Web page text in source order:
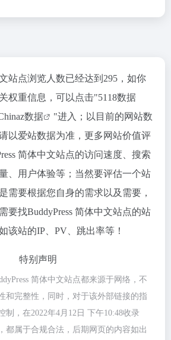
站点浏览人数已经达到295，如你
权重信息，可以点击"5118数据
数据
"进入；以目前的网站数
以爱站数据为准，更多网站价值评
简体中文站点的访问速度、搜索
、用户体验等；当然要评估一个站
需要根据您自身的需求以及需要，
要找BuddyPress 简体中文站点的站
该站的IP、PV、跳出率等！
特别声明
简体中文站点都来源于网络，不
和完整性，同时，对于该外部链接的指
制，在2022年4月12日 下午10:48收录
都属于合规合法，后期网页的内容如出